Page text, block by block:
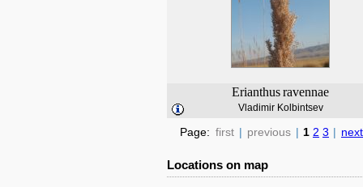
Erianthusravennae
Vladimir Kolbintsev
Page: first | previous | 1 2 3 | next
Locations on map